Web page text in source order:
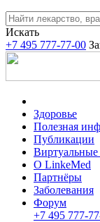
Искать
+7 495 777-77-00
Здоровье
Полезная
Публикации
О LinkeMed
Партнёры
Заболевания
Форум
+7 495 777-